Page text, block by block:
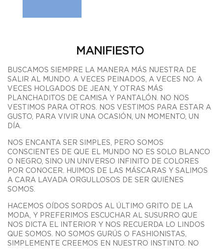
MANIFIESTO
BUSCAMOS SIEMPRE LA MANERA MÁS NUESTRA DE
SALIR AL MUNDO. A VECES PEINADOS, A VECES NO. A
VECES HOLGADOS DE JEAN, Y OTRAS MÁS
PLANCHADITOS DE CAMISA Y PANTALÓN. NO NOS
VESTIMOS PARA OTROS. NOS VESTIMOS PARA ESTAR A
GUSTO, PARA VIVIR UNA OCASIÓN, UN MOMENTO, UN
DÍA.
NOS ENCANTA SER SIMPLES, PERO SOMOS
CONSCIENTES DE QUE EL MUNDO NO ES SOLO BLANCO
O NEGRO, SINO UN UNIVERSO INFINITO DE COLORES
POR CONOCER. HUIMOS DE LAS MÁSCARAS Y SALIMOS
A CARA LAVADA ORGULLOSOS DE SER QUIÉNES
SOMOS.
HACEMOS OÍDOS SORDOS AL ÚLTIMO GRITO DE LA
MODA, Y PREFERIMOS ESCUCHAR AL SUSURRO QUE
NOS DICTA EL INTERIOR Y NOS RECUERDA LO LINDOS
QUE SOMOS. NO SOMOS GURÚS O FASHIONISTAS,
SIMPLEMENTE CREEMOS EN NUESTRO INSTINTO. NO